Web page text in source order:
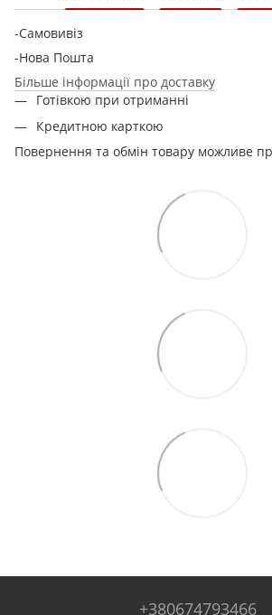
-Самовивіз
-Нова Пошта
Більше інформації про доставку
Готівкою при отриманні
Кредитною карткою
Повернення та обмін товару можливе
+380674793466